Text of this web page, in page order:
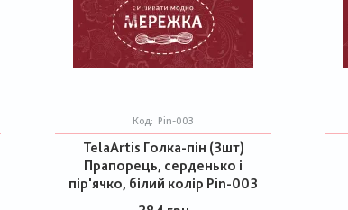
Код: Pin-003
TelaArtis Голка-пін (3шт)
Прапорець, серденько і
пір'ячко, білий колір Pin-003